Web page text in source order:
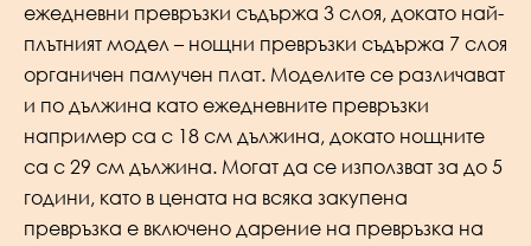
ежедневни превръзки съдържа 3 слоя, докато най-
плътният модел – нощни превръзки съдържа 7 слоя
органичен памучен плат. Моделите се различават
и по дължина като ежедневните превръзки
например са с 18 см дължина, докато нощните
са с 29 см дължина. Могат да се използват за до 5
години, като в цената на всяка закупена
превръзка е включено дарение на превръзка на